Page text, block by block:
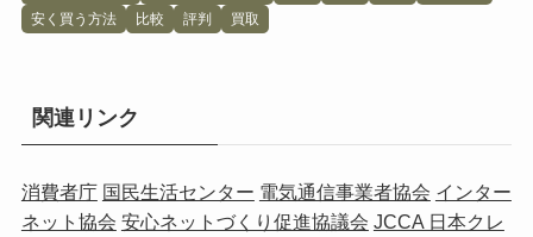
安く買う方法
比較 評判 買取
関連リンク
消費者庁 国民生活センター 電気通信事業者協会 インター
ネット協会 安心ネットづくり促進協議会 JCCA 日本クレ